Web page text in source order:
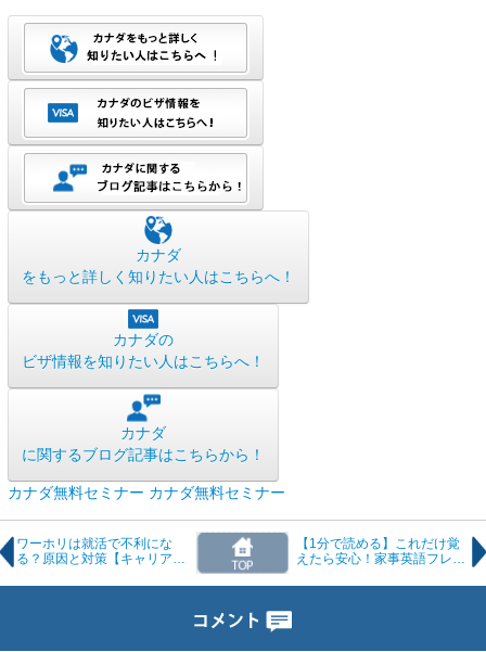
カナダ
をもっと詳しく知りたい人はこちらへ！
カナダの
ビザ情報を知りたい人はこちらへ！
カナダ
に関するブログ記事はこちらから！
カナダ無料セミナー カナダ無料セミナー
ワーホリは就活で不利にな
る？原因と対策【キャリアコ
【1分で読める】これだけ覚
えたら安心！家事英語フレー